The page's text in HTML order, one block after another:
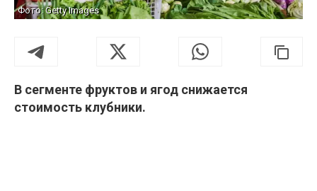
Фото: Getty Images
В сегменте фруктов и ягод снижается
стоимость клубники.